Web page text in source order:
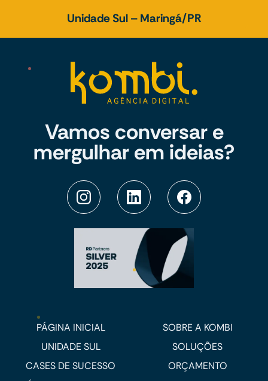
Unidade Sul – Maringá/PR
Vamos conversar e
mergulhar em ideias?
PÁGINA INICIAL
SOBRE A KOMBI
UNIDADE SUL
SOLUÇÕES
CASES DE SUCESSO
ORÇAMENTO